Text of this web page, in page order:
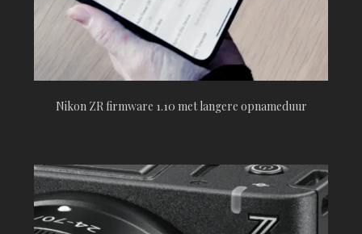
Nikon ZR firmware 1.10 met langere opnameduur